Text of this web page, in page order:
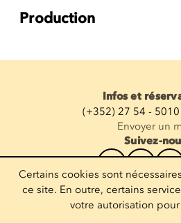
Production
Infos et
(+352) 27 54 -
Envoyer un
Suivez-
Recevoir la
Entrez votre
Certains cookies sont
ce site. En outre, certains
votre autorisation